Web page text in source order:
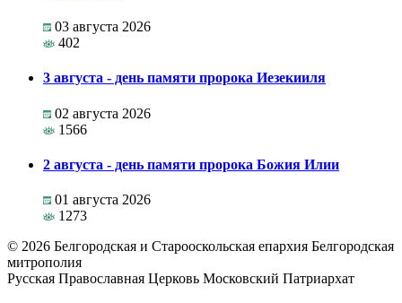
03 августа 2026
402
3 августа - день памяти пророка Иезекииля
02 августа 2026
1566
2 августа - день памяти пророка Божия Илии
01 августа 2026
1273
© 2026 Белгородская и Старооскольская епархия Белгородская
митрополия
Русская Православная Церковь Московский Патриархат